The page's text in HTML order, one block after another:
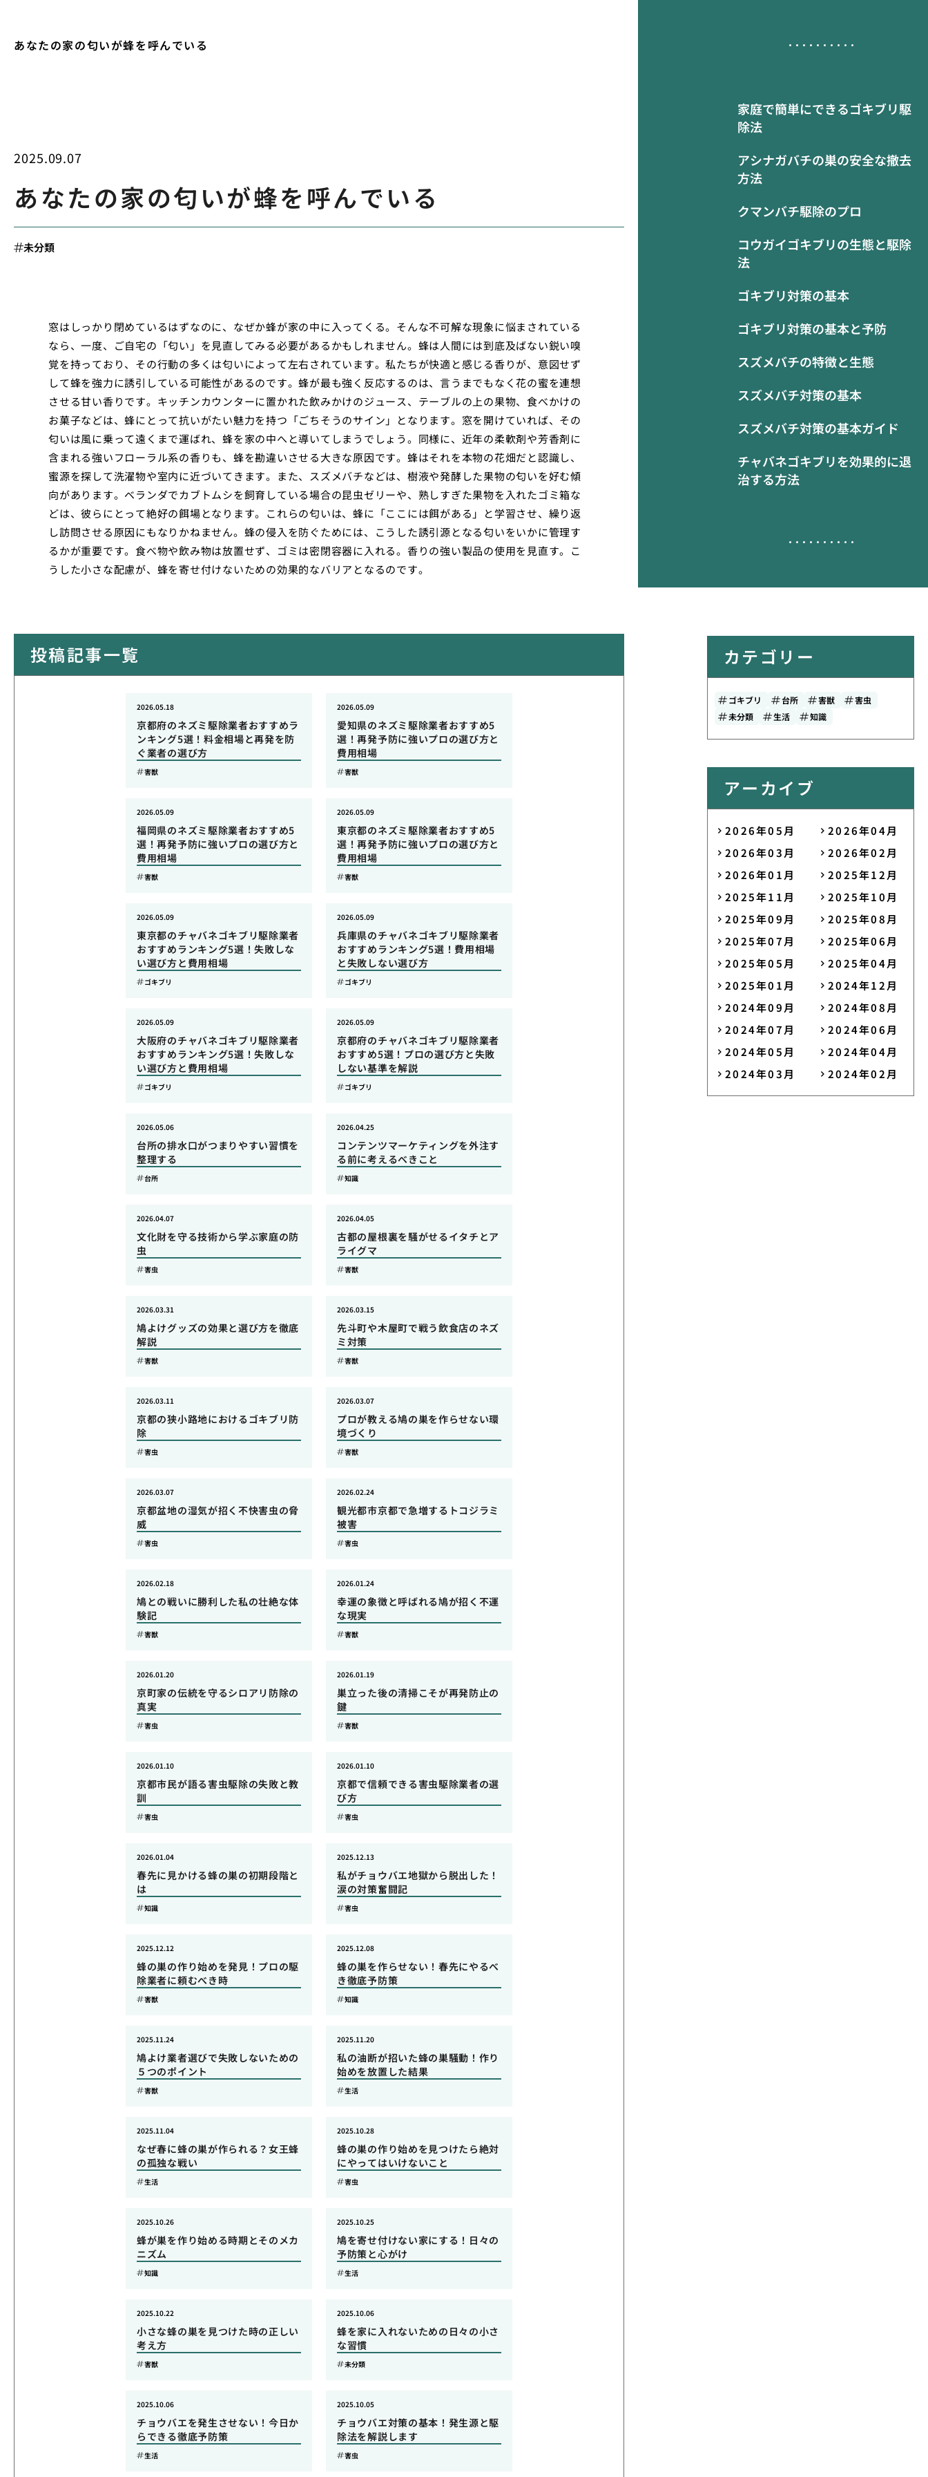
あなたの家の匂いが蜂を呼んでいる
家庭で簡単にできるゴキブリ駆
除法
アシナガバチの巣の安全な撤去
方法
クマンバチ駆除のプロ
コウガイゴキブリの生態と駆除
法
ゴキブリ対策の基本
ゴキブリ対策の基本と予防
スズメバチの特徴と生態
スズメバチ対策の基本
スズメバチ対策の基本ガイド
チャバネゴキブリを効果的に退
治する方法
2025.09.07
あなたの家の匂いが蜂を呼んでいる
未分類
窓はしっかり閉めているはずなのに、なぜか蜂が家の中に入ってくる。そんな不可解な現象に悩まされている
なら、一度、ご自宅の「匂い」を見直してみる必要があるかもしれません。蜂は人間には到底及ばない鋭い嗅
覚を持っており、その行動の多くは匂いによって左右されています。私たちが快適と感じる香りが、意図せず
して蜂を強力に誘引している可能性があるのです。蜂が最も強く反応するのは、言うまでもなく花の蜜を連想
させる甘い香りです。キッチンカウンターに置かれた飲みかけのジュース、テーブルの上の果物、食べかけの
お菓子などは、蜂にとって抗いがたい魅力を持つ「ごちそうのサイン」となります。窓を開けていれば、その
匂いは風に乗って遠くまで運ばれ、蜂を家の中へと導いてしまうでしょう。同様に、近年の柔軟剤や芳香剤に
含まれる強いフローラル系の香りも、蜂を勘違いさせる大きな原因です。蜂はそれを本物の花畑だと認識し、
蜜源を探して洗濯物や室内に近づいてきます。また、スズメバチなどは、樹液や発酵した果物の匂いを好む傾
向があります。ベランダでカブトムシを飼育している場合の昆虫ゼリーや、熟しすぎた果物を入れたゴミ箱な
どは、彼らにとって絶好の餌場となります。これらの匂いは、蜂に「ここには餌がある」と学習させ、繰り返
し訪問させる原因にもなりかねません。蜂の侵入を防ぐためには、こうした誘引源となる匂いをいかに管理す
るかが重要です。食べ物や飲み物は放置せず、ゴミは密閉容器に入れる。香りの強い製品の使用を見直す。こ
うした小さな配慮が、蜂を寄せ付けないための効果的なバリアとなるのです。
投稿記事一覧
京都府のネズミ駆除業者おすすめラ
ンキング5選！料金相場と再発を防
ぐ業者の選び方
2026.05.18
害獣
愛知県のネズミ駆除業者おすすめ5
選！再発予防に強いプロの選び方と
費用相場
2026.05.09
害獣
福岡県のネズミ駆除業者おすすめ5
選！再発予防に強いプロの選び方と
費用相場
2026.05.09
害獣
東京都のネズミ駆除業者おすすめ5
選！再発予防に強いプロの選び方と
費用相場
2026.05.09
害獣
東京都のチャバネゴキブリ駆除業者
おすすめランキング5選！失敗しな
い選び方と費用相場
2026.05.09
ゴキブリ
兵庫県のチャバネゴキブリ駆除業者
おすすめランキング5選！費用相場
と失敗しない選び方
2026.05.09
ゴキブリ
大阪府のチャバネゴキブリ駆除業者
おすすめランキング5選！失敗しな
い選び方と費用相場
2026.05.09
ゴキブリ
京都府のチャバネゴキブリ駆除業者
おすすめ5選！プロの選び方と失敗
しない基準を解説
2026.05.09
ゴキブリ
台所の排水口がつまりやすい習慣を
整理する
2026.05.06
台所
コンテンツマーケティングを外注す
る前に考えるべきこと
2026.04.25
知識
文化財を守る技術から学ぶ家庭の防
虫
2026.04.07
害虫
古都の屋根裏を騒がせるイタチとア
ライグマ
2026.04.05
害獣
鳩よけグッズの効果と選び方を徹底
解説
2026.03.31
害獣
先斗町や木屋町で戦う飲食店のネズ
ミ対策
2026.03.15
害獣
京都の狭小路地におけるゴキブリ防
除
2026.03.11
害虫
プロが教える鳩の巣を作らせない環
境づくり
2026.03.07
害獣
京都盆地の湿気が招く不快害虫の脅
威
2026.03.07
害虫
観光都市京都で急増するトコジラミ
被害
2026.02.24
害虫
鳩との戦いに勝利した私の壮絶な体
験記
2026.02.18
害獣
幸運の象徴と呼ばれる鳩が招く不運
な現実
2026.01.24
害獣
京町家の伝統を守るシロアリ防除の
真実
2026.01.20
害虫
巣立った後の清掃こそが再発防止の
鍵
2026.01.19
害獣
京都市民が語る害虫駆除の失敗と教
訓
2026.01.10
害虫
京都で信頼できる害虫駆除業者の選
び方
2026.01.10
害虫
春先に見かける蜂の巣の初期段階と
は
2026.01.04
知識
私がチョウバエ地獄から脱出した！
涙の対策奮闘記
2025.12.13
害虫
蜂の巣の作り始めを発見！プロの駆
除業者に頼むべき時
2025.12.12
害獣
蜂の巣を作らせない！春先にやるべ
き徹底予防策
2025.12.08
知識
鳩よけ業者選びで失敗しないための
５つのポイント
2025.11.24
害獣
私の油断が招いた蜂の巣騒動！作り
始めを放置した結果
2025.11.20
生活
なぜ春に蜂の巣が作られる？女王蜂
の孤独な戦い
2025.11.04
生活
蜂の巣の作り始めを見つけたら絶対
にやってはいけないこと
2025.10.28
害虫
蜂が巣を作り始める時期とそのメカ
ニズム
2025.10.26
知識
鳩を寄せ付けない家にする！日々の
予防策と心がけ
2025.10.25
生活
小さな蜂の巣を見つけた時の正しい
考え方
2025.10.22
害獣
蜂を家に入れないための日々の小さ
な習慣
2025.10.06
未分類
チョウバエを発生させない！今日か
らできる徹底予防策
2025.10.06
生活
チョウバエ対策の基本！発生源と駆
除法を解説します
2025.10.05
害虫
カテゴリー
ゴキブリ 台所 害獣
害虫
未分類
生活 知識
アーカイブ
2026年05月
2026年04月
2026年03月
2026年02月
2026年01月
2025年12月
2025年11月
2025年10月
2025年09月
2025年08月
2025年07月
2025年06月
2025年05月
2025年04月
2025年01月
2024年12月
2024年09月
2024年08月
2024年07月
2024年06月
2024年05月
2024年04月
2024年03月
2024年02月